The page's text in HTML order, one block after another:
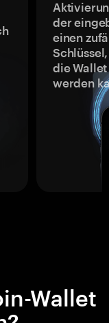
der
einen
die
werden
Wallet